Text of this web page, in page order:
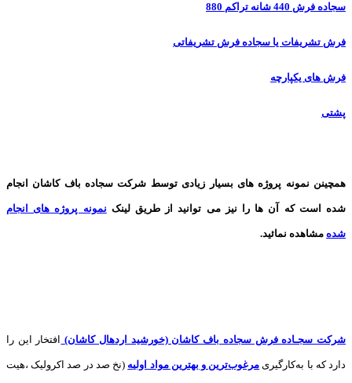
سجاده فرش 440 شانه تراکم 880
فرش تشریفات یا سجاده فرش تشریفاتی
فرش های یکپارچه
پشتی
همچینن نمونه پروژه های بسیار زیادی توسط شرکت سجاده باف کاشان انجام
شده است که آن ها را نیز می توانید از طریق لینک نمونه پروژه های انجام
شده مشاهده نمائید.
شرکت سجـاده فرش سجاده باف کاشان (خورشید اردهال کاشان) افتخار این را
دارد که با به‌کارگیری مرغوب‌ترین و بهترین مواد اولیه (نخ صد در صد اکرولیک ،هیت